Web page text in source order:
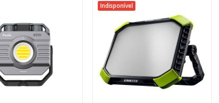
Indisponível